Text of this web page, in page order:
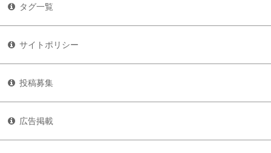
タグ一覧
サイトポリシー
投稿募集
広告掲載